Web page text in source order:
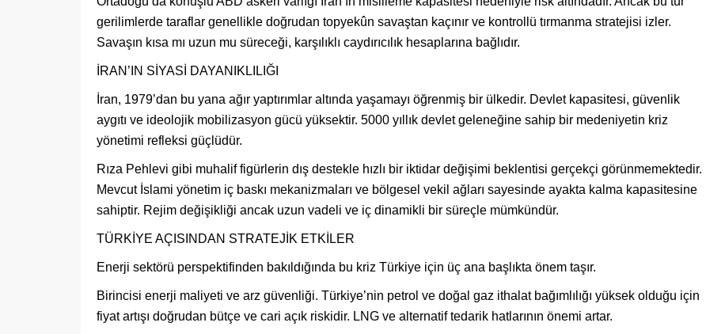
gerilimlerde taraflar genellikle doğrudan topyekûn savaştan kaçınır ve kontrollü tırmanma stratejisi izler.
Savaşın kısa mı uzun mu süreceği, karşılıklı caydırıcılık hesaplarına bağlıdır.
İRAN’IN SİYASİ DAYANIKLILIĞI
İran, 1979’dan bu yana ağır yaptırımlar altında yaşamayı öğrenmiş bir ülkedir. Devlet kapasitesi, güvenlik
aygıtı ve ideolojik mobilizasyon gücü yüksektir. 5000 yıllık devlet geleneğine sahip bir medeniyetin kriz
yönetimi refleksi güçlüdür.
Rıza Pehlevi gibi muhalif figürlerin dış destekle hızlı bir iktidar değişimi beklentisi gerçekçi görünmemektedir.
Mevcut İslami yönetim iç baskı mekanizmaları ve bölgesel vekil ağları sayesinde ayakta kalma kapasitesine
sahiptir. Rejim değişikliği ancak uzun vadeli ve iç dinamikli bir süreçle mümkündür.
TÜRKİYE AÇISINDAN STRATEJİK ETKİLER
Enerji sektörü perspektifinden bakıldığında bu kriz Türkiye için üç ana başlıkta önem taşır.
Birincisi enerji maliyeti ve arz güvenliği. Türkiye’nin petrol ve doğal gaz ithalat bağımlılığı yüksek olduğu için
fiyat artışı doğrudan bütçe ve cari açık riskidir. LNG ve alternatif tedarik hatlarının önemi artar.